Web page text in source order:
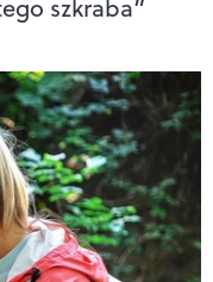
szkraba”